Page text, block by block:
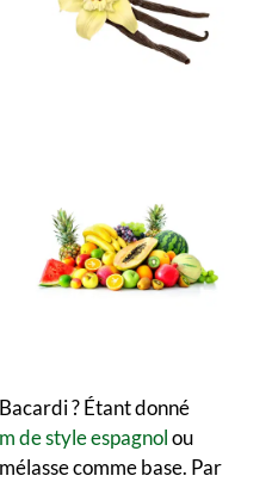
? Étant donné
de style espagnolou
comme base. Par